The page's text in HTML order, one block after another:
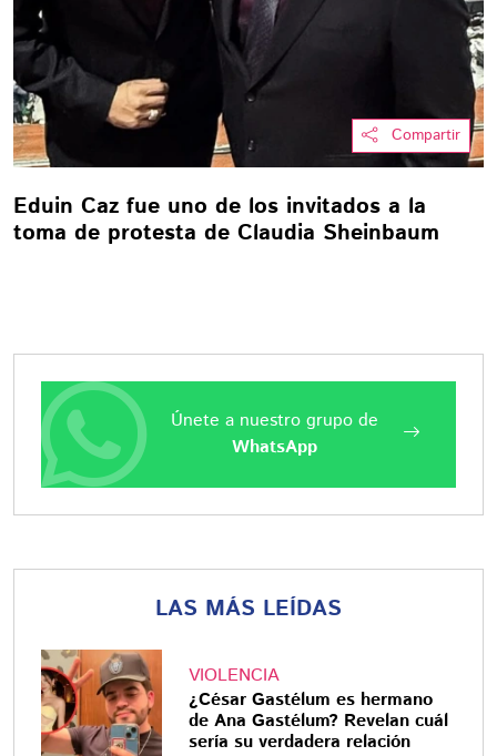
Compartir
Eduin Caz fue uno de los invitados a la
toma de protesta de Claudia Sheinbaum
Únete a nuestro grupo de
WhatsApp
LAS MÁS LEÍDAS
VIOLENCIA
¿César Gastélum es hermano
de Ana Gastélum? Revelan cuál
sería su verdadera relación